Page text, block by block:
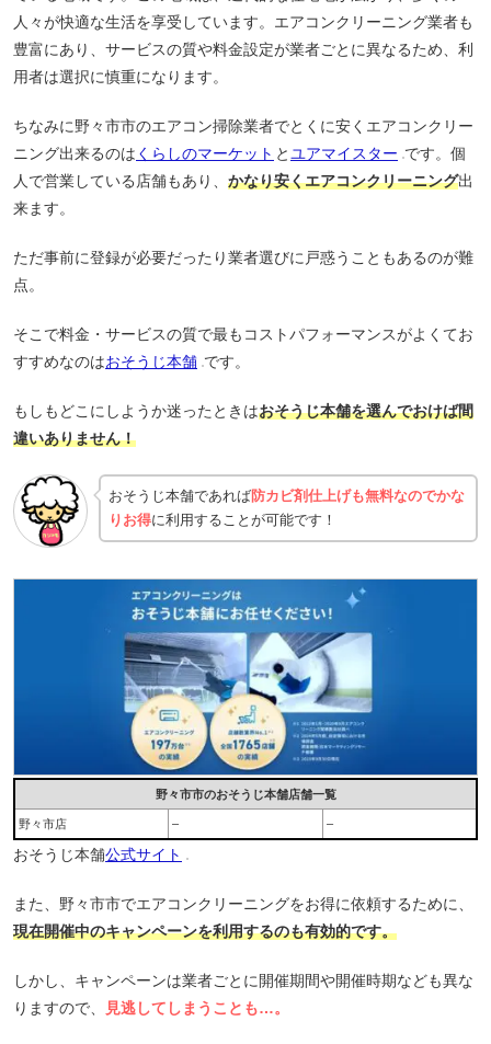
人々が快適な生活を享受しています。エアコンクリーニング業者も
豊富にあり、サービスの質や料金設定が業者ごとに異なるため、利
用者は選択に慎重になります。
ちなみに野々市市のエアコン掃除業者でとくに安くエアコンクリー
ニング出来るのは くらしのマーケット と ユアマイスター です。個
人で営業している店舗もあり、 かなり安くエアコンクリーニング出
来ます。
ただ事前に登録が必要だったり業者選びに戸惑うこともあるのが難
点。
そこで料金・サービスの質で最もコストパフォーマンスがよくてお
すすめなのはおそうじ本舗 です。
もしもどこにしようか迷ったときはおそうじ本舗を選んでおけば間
違いありません！
おそうじ本舗であれば防カビ剤仕上げも無料なのでかな
りお得に利用することが可能です！
野々市市のおそうじ本舗店舗一覧
野々市店 – –
おそうじ本舗公式サイト
また、野々市市でエアコンクリーニングをお得に依頼するために、
現在開催中のキャンペーンを利用するのも有効的です。
しかし、キャンペーンは業者ごとに開催期間や開催時期なども異な
りますので、
見逃してしまうことも…。